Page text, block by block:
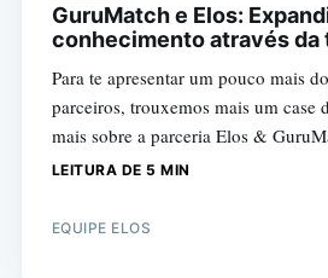
GuruMatch e Elos:
conhecimento através da
Para te apresentar um pouco mais
parceiros, trouxemos mais um case
mais sobre a parceria Elos &
LEITURA DE 5 MIN
EQUIPE ELOS